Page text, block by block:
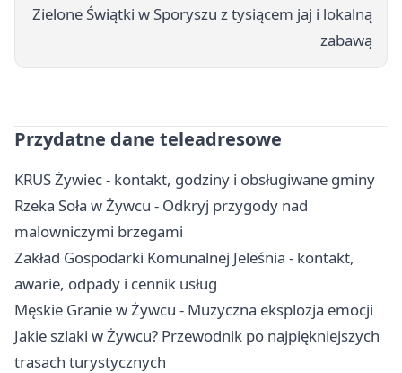
Zielone Świątki w Sporyszu z tysiącem jaj i lokalną
zabawą
Przydatne dane teleadresowe
KRUS Żywiec - kontakt, godziny i obsługiwane gminy
Rzeka Soła w Żywcu - Odkryj przygody nad
malowniczymi brzegami
Zakład Gospodarki Komunalnej Jeleśnia - kontakt,
awarie, odpady i cennik usług
Męskie Granie w Żywcu - Muzyczna eksplozja emocji
Jakie szlaki w Żywcu? Przewodnik po najpiękniejszych
trasach turystycznych